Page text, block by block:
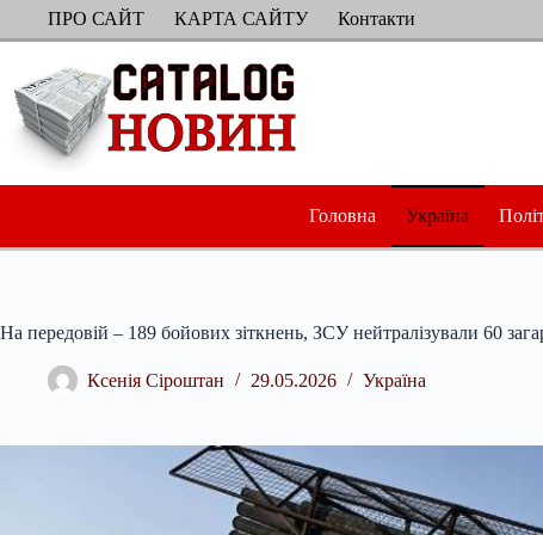
ПерейтиПРО САЙТ КАРТА САЙТУ Контакти
Головна Україна
На передовій – 189 бойових зіткнень, ЗСУ нейтралізували 60
Ксенія Сіроштан 29.05.2026 Україна